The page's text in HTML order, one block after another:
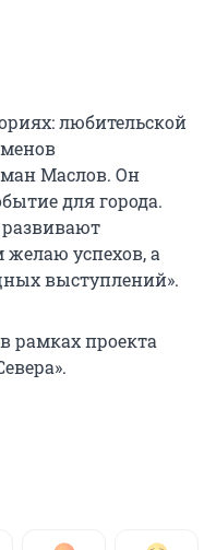
любительской
Маслов. Он
для города.
развивают
успехов, а
выступлений».
рамках проекта